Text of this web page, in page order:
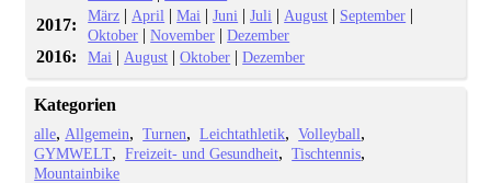
2017: März | April |Mai |Juni |Juli | August | September |
Oktober |November |Dezember
2016: Mai | August |Oktober |Dezember
Kategorien
alle Allgemein Turnen Leichtathletik
Volleyball
GYMWELT
Freizeit- und Gesundheit
Tischtennis
Mountainbike